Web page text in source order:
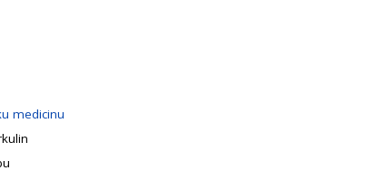
medicinu